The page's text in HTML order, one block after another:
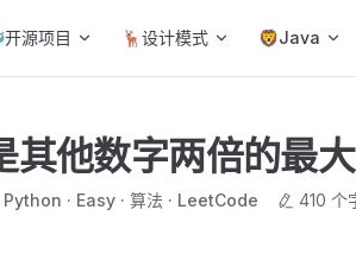
源项目 🦌设计模式 🦁Java
他数字两倍的最
Python Easy 算法 LeetCode
410 个